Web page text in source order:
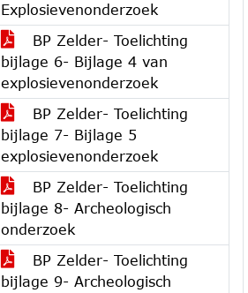
Explosievenonderzoek
BP Zelder- Toelichting
bijlage 6- Bijlage 4 van
explosievenonderzoek
BP Zelder- Toelichting
bijlage 7- Bijlage 5
explosievenonderzoek
BP Zelder- Toelichting
bijlage 8- Archeologisch
onderzoek
BP Zelder- Toelichting
bijlage 9- Archeologisch